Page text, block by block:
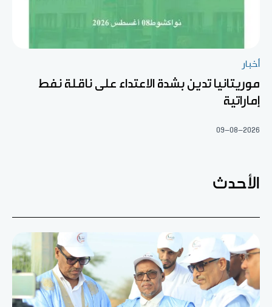
أخبار
موريتانيا تدين بشدة الاعتداء على ناقلة نفط
إماراتية
09-08-2026
الأحدث